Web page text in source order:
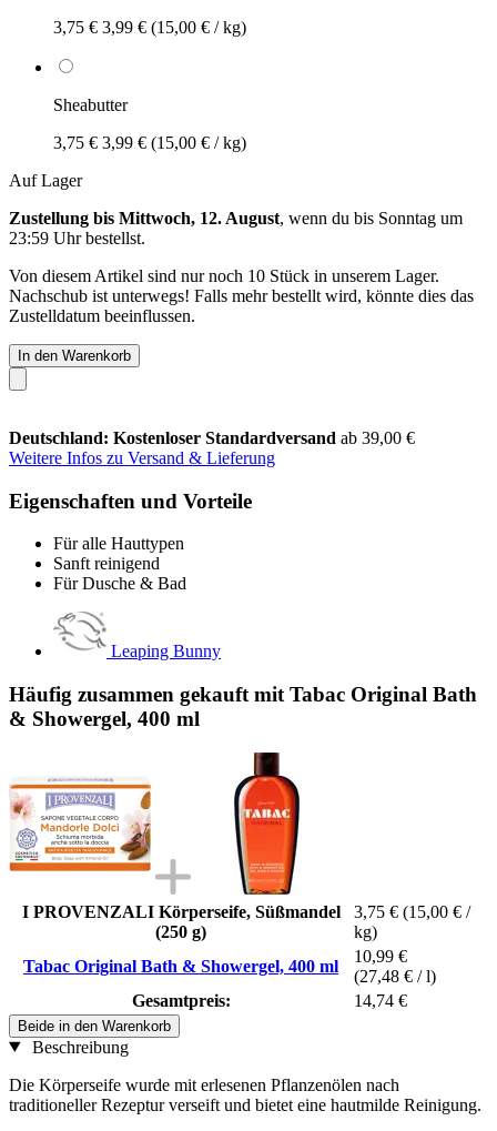
3,75 € 3,99 € (15,00 € / kg)
Sheabutter
3,75 € 3,99 € (15,00 € / kg)
Auf Lager
Zustellung bis Mittwoch, 12. August, wenn du bis Sonntag um
23:59 Uhrbestellst.
Von diesem Artikel sind nur noch 10 Stück in unserem Lager.
Nachschub ist unterwegs! Falls mehr bestellt wird, könnte dies das
Zustelldatum beeinflussen.
In den Warenkorb
Deutschland: Kostenloser Standardversand ab 39,00 €
Weitere Infos zu Versand & Lieferung
Eigenschaften und Vorteile
Für alle Hauttypen
Sanft reinigend
Für Dusche & Bad
Leaping Bunny
Häufig zusammen gekauft mit Tabac Original Bath
& Showergel, 400 ml
I PROVENZALI Körperseife, Süßmandel
(250 g)
3,75 € (15,00 € /
kg)
Tabac Original Bath & Showergel, 400 ml
10,99 €
(27,48 € / l)
Gesamtpreis:
14,74 €
Beide in den Warenkorb
Beschreibung
Die Körperseife wurde mit erlesenen Pflanzenölen nach
traditioneller Rezeptur verseift und bietet eine hautmilde Reinigung.